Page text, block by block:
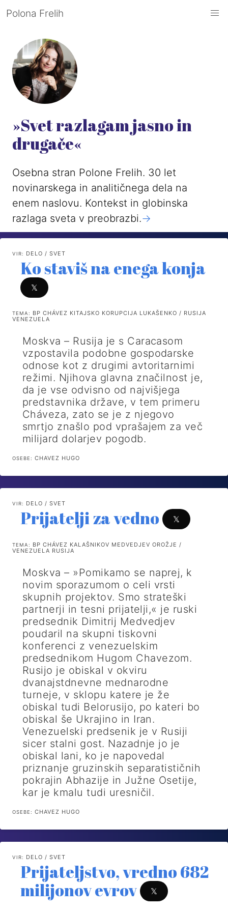
Polona Frelih
»Svet razlagam jasno in
drugače«
Osebna stran Polone Frelih. 30 let
novinarskega in analitičnega dela na
enem naslovu. Kontekst in globinska
razlaga sveta v preobrazbi.->
VIR: DELO / SVET
Ko staviš na enega konja
𝕏
TEMA:
BP CHÁVEZ KITAJSKO KORUPCIJA LUKAŠENKO / RUSIJA
VENEZUELA
Moskva – Rusija je s Caracasom
vzpostavila podobne­ gospodarske
odnose kot z drugimi­ avtoritarnimi
režimi. Njihova glavna značilnost je,
da je vse odvisno od najvišjega
predstavnika države, v tem primeru
Cháveza, zato se je z njegovo
smrtjo znašlo pod vprašajem za več
milijard dolarjev pogodb.
OSEBE: CHAVEZ HUGO
VIR: DELO / SVET
Prijatelji za vedno 𝕏
TEMA:
BP CHÁVEZ KALAŠNIKOV MEDVEDJEV OROŽJE /
VENEZUELA RUSIJA
Moskva – »Pomikamo se naprej, k
novim sporazumom o celi vrsti
skupnih projektov. Smo strateški
partnerji in tesni prijatelji,« je ruski
predsednik Dimitrij Medvedjev
poudaril na skupni tiskovni
konferenci z venezuelskim
predsednikom Hugom Chavezom.
Rusijo je obiskal v okviru
dvanajstdnevne mednarodne
turneje, v sklopu katere je že
obiskal tudi Belorusijo, po kateri bo
obiskal še Ukrajino in Iran.
Venezuelski predsenik je v Rusiji
sicer stalni gost. Nazadnje jo je
obiskal lani, ko je napovedal
priznanje gruzinskih separatističnih
pokrajin Abhazije in Južne Osetije,
kar je kmalu tudi uresničil.
OSEBE: CHAVEZ HUGO
VIR: DELO / SVET
Prijateljstvo, vredno 682
milijonov evrov
𝕏